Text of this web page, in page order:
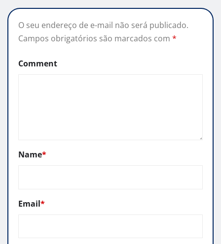
O seu endereço de e-mail não será publicado.
Campos obrigatórios são marcados com *
Comment
Name*
Email*